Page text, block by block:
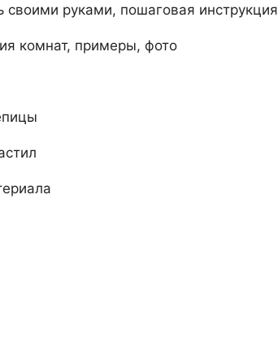
своими руками, пошаговая инструкция
комнат, примеры, фото